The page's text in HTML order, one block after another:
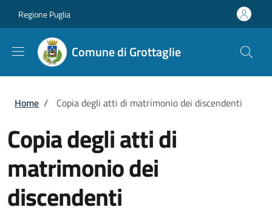
Regione Puglia
Comune di Grottaglie
Briciole di pane
Home / Copia degli atti di matrimonio dei discendenti
Copia degli atti di
matrimonio dei
discendenti